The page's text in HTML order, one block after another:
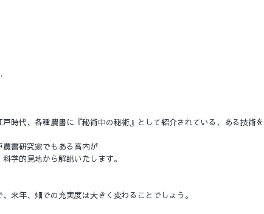
時代、各種農書に『秘術中の秘術』として紹介されている、ある技術
書研究家でもある高内が
学的見地から解説いたします。
来年、畑での充実度は大きく変わることでしょう。